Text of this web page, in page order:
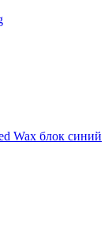
Wax блок синий